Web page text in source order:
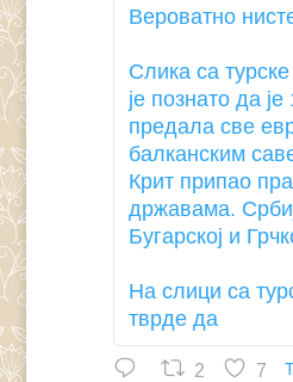
Вероватно
Слика са
је познато да
предала све
балканским
Крит припао
државама.
Бугарској и
На слици са
тврде да
2 7